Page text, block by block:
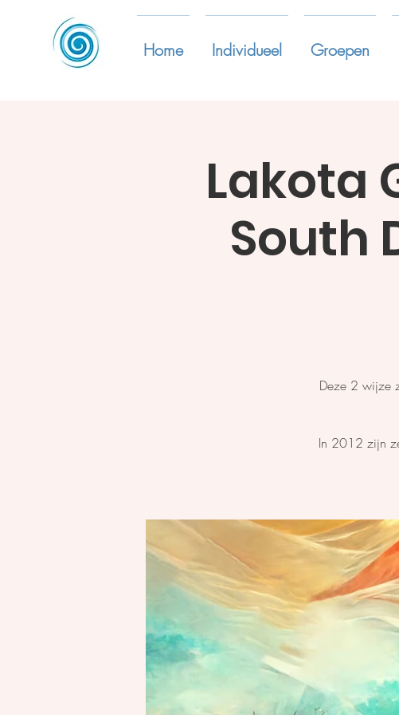
Home Individueel Groepen
Lakota
South
Deze 2 wijze
In 2012 zijn